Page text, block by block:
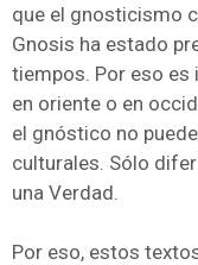
que el gnosticismo
Gnosis ha estado
tiempos. Por eso es
en oriente o en
el gnóstico no
culturales. Sólo
una Verdad.
Por eso, estos